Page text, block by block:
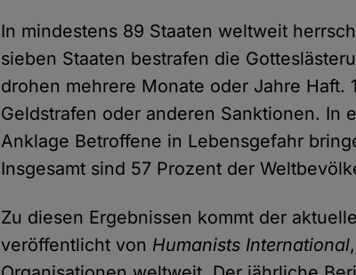
In mindestens 89 Staaten weltweit
sieben Staaten bestrafen die
drohen mehrere Monate oder Jahre Haft.
Geldstrafen oder anderen Sanktionen. In
Anklage Betroffene in Lebensgefahr
Insgesamt sind 57 Prozent der
Zu diesen Ergebnissen kommt der aktuelle
veröffentlicht von Humanists International